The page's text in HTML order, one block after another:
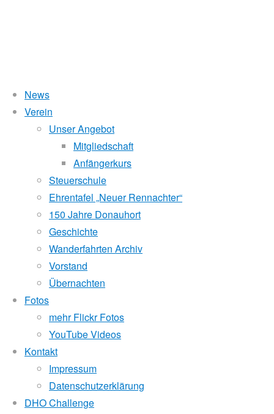
News
Verein
Unser Angebot
Mitgliedschaft
Anfängerkurs
Steuerschule
Ehrentafel „Neuer Rennachter“
150 Jahre Donauhort
Geschichte
Wanderfahrten Archiv
Vorstand
Übernachten
Fotos
mehr Flickr Fotos
YouTube Videos
Kontakt
Impressum
Datenschutzerklärung
DHO Challenge
Kategorie:
Para-
Rowing
Donauhort
Pirat
Cyclassics
2023
Wasserstand Donau
Liegt der Wasserstand in Korneuburg (KORN)
beim Donauhort nicht gerudert.
Pegelstände (DoRIS)
Seichtstellen
Schleusenstatus
Windfinder Kuchelauer Hafen
Mitglied der
Godfrey Donauhort Club Kit
Sternfahrten Archiv
Ruderlinks-
Impressum-